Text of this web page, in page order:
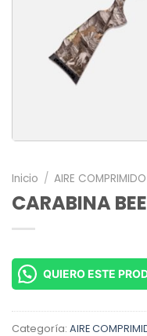
Inicio / AIRE COMPRIMIDO
CARABINA
QUIERO ESTE
Categoría: AIRE